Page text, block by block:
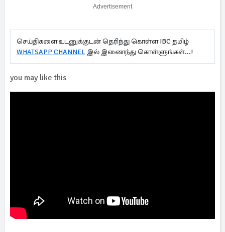
Advertisement
செய்திகளை உடனுக்குடன் தெரிந்து கொள்ள IBC தமிழ்
WHATSAPP CHANNEL இல் இணைந்து கொள்ளுங்கள்...!
you may like this